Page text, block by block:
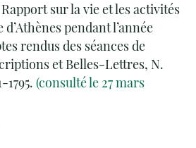
sur la vie et les activités
d’Athènes pendant l’année
rendus des séances de
et Belles-Lettres, N.
1795.(consulté le 27 mars